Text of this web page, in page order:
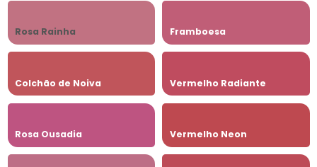
Rosa Rainha Framboesa
Colchão de Noiva Vermelho Radiante
Rosa Ousadia Vermelho Neon